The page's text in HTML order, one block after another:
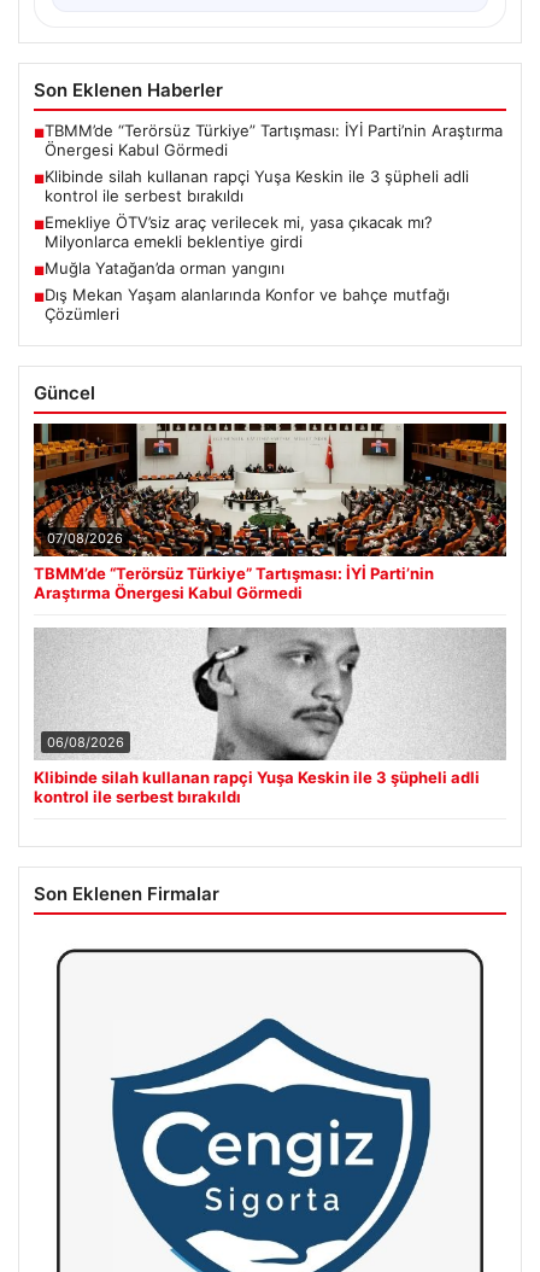
Son Eklenen Haberler
■TBMM’de “Terörsüz Türkiye” Tartışması: İYİ Parti’nin Araştırma
Önergesi Kabul Görmedi
■Klibinde silah kullanan rapçi Yuşa Keskin ile 3 şüpheli adli
kontrol ile serbest bırakıldı
■Emekliye ÖTV’siz araç verilecek mi, yasa çıkacak mı?
Milyonlarca emekli beklentiye girdi
■Muğla Yatağan’da orman yangını
■Dış Mekan Yaşam alanlarında Konfor ve bahçe mutfağı
Çözümleri
Güncel
07/08/2026
TBMM’de “Terörsüz Türkiye” Tartışması: İYİ Parti’nin
Araştırma Önergesi Kabul Görmedi
06/08/2026
Klibinde silah kullanan rapçi Yuşa Keskin ile 3 şüpheli adli
kontrol ile serbest bırakıldı
Son Eklenen Firmalar